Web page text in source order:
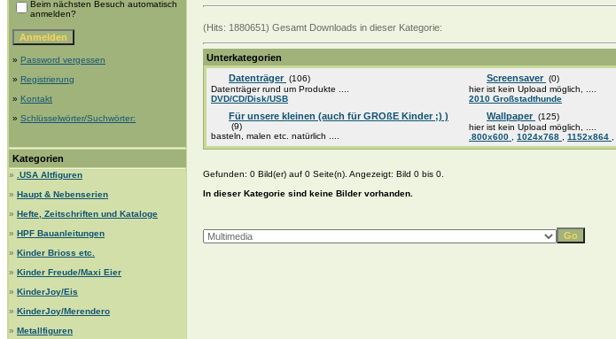
Beim nächsten Besuch automatisch
anmelden?
» Password vergessen
» Registrierung
» Kontakt
» Schlüsselwörter/Suchwörter:
Kategorien
»
.USA Altfiguren
» Haupt & Nebenserien
» Hefte, Zeitschriften und Kataloge
» HPF Bauanleitungen
» Kinder Brioss etc.
» Kinder Freude/Maxi Eier
» KinderJoy/Eis
» KinderJoy/Merendero
» Metallfiguren
(Hits: 1880651) Gesamt Downloads in dieser Kategorie:
Unterkategorien
Datenträger (106)
Datenträger rund um Produkte ....
DVD/CD/Disk/USB
Für unsere kleinen (auch für GROßE Kinder ;) )
(9)
basteln, malen etc. natürlich ....
Screensaver (0)
hier ist kein Upload möglich, ....
2010 Großstadthunde
Wallpaper (125)
hier ist kein Upload möglich, ....
.800x600
1024x768 1152x864
Gefunden: 0 Bild(er) auf 0 Seite(n). Angezeigt: Bild 0 bis 0.
In dieser Kategorie sind keine Bilder vorhanden.